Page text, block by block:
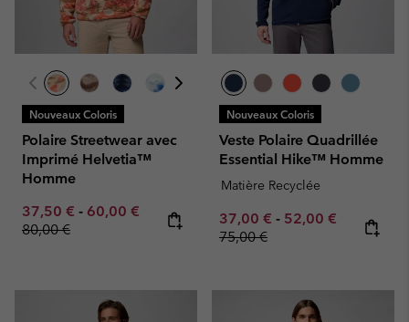
Nouveaux Coloris
Polaire Streetwear avec
Imprimé Helvetia™
Homme
Minimum sale price:
37,50 € - Maximum sale price:
60,00 € Regular price:
80,00 €
Nouveaux Coloris
Veste Polaire Quadrillée
Essential Hike™ Homme
Matière Recyclée
Minimum sale price:
37,00 € - Maximum sale
52,00 € Regular
75,00 €